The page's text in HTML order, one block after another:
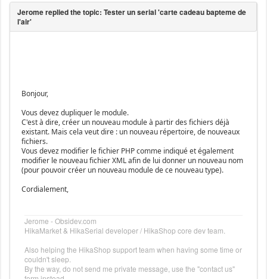
Bonjour,
Vous devez dupliquer le module.
C'est à dire, créer un nouveau module à partir des fichiers déjà
existant. Mais cela veut dire : un nouveau répertoire, de nouveaux
fichiers.
Vous devez modifier le fichier PHP comme indiqué et également
modifier le nouveau fichier XML afin de lui donner un nouveau nom
(pour pouvoir créer un nouveau module de ce nouveau type).
Cordialement,
Jerome - Obsidev.com
HikaMarket & HikaSerial developer / HikaShop core dev team.
Also helping the HikaShop support team when having some time or
couldn't sleep.
By the way, do not send me private message, use the "contact us"